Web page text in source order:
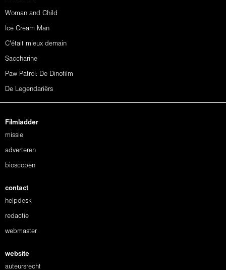
Woman and Child
Ice Cream Man
C'était mieux demain
Saccharine
Paw Patrol: De Dinofilm
De Legendariërs
Filmladder
missie
adverteren
bioscopen
contact
helpdesk
redactie
webmaster
website
auteursrecht